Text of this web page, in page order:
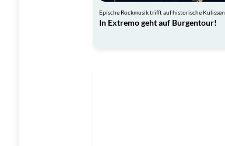
Epische Rockmusik trifft auf historische Kulissen
In Extremo geht auf Burgentour!